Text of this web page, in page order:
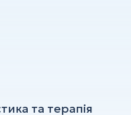
та терапія